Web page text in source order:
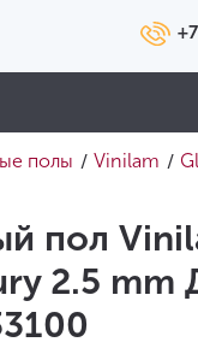
полы / Vinilam /
пол
2.5 mm